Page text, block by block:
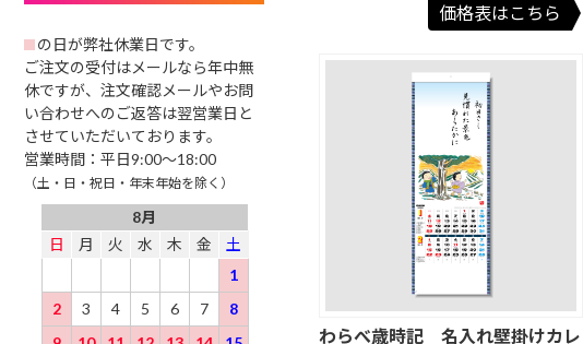
1001 円以上
の日が弊社休業日です。
ご注文の受付はメールなら年中無
休ですが、注文確認メールやお問
い合わせへのご返答は翌営業日と
させていただいております。
営業時間：平日9:00～18:00
（土・日・祝日・年末年始を除く）
8月
日
月 火 水 木 金
土
1
2
3 4 5 6 7
8
価格表はこちら
わらべ歳時記 名入れ壁掛けカレ